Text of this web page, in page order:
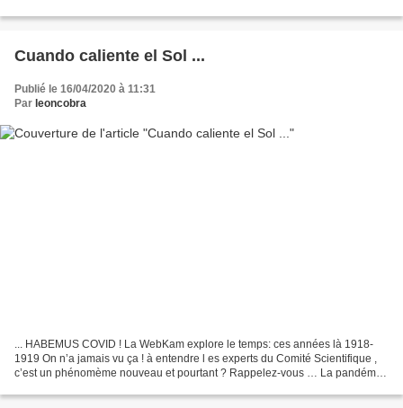
Cuando caliente el Sol ...
Publié le 16/04/2020 à 11:31
Par leoncobra
... HABEMUS COVID ! La WebKam explore le temps: ces années là 1918-
1919 On n’a jamais vu ça ! à entendre l es experts du Comité Scientifique ,
c’est un phénomème nouveau et pourtant ? Rappelez-vous … La pandémie